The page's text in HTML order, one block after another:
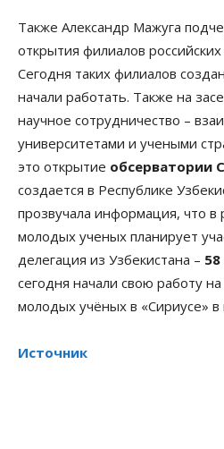
Также Александр Мажуга
открытия филиалов
Сегодня таких филиалов
начали работать. Также на
научное сотрудничество –
университетами и учеными
это открытие обсерватории
создается в Республике
прозвучала информация, что в
молодых ученых планирует
делегация из Узбекистана – 58
сегодня начали свою работу
молодых учёных в «Сириусе» в
Источник